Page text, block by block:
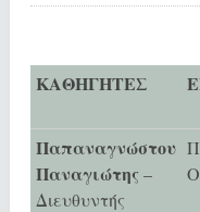
ΚΑΘΗΓΗΤΕΣ
Παπαναγνώστου
Παναγιώτης–
Διευθυντής